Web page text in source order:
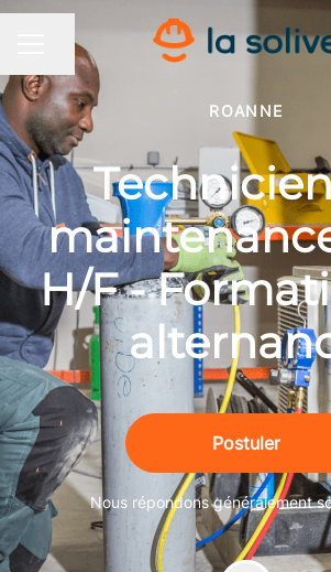
MENU CARRIÈRE
Partager la page
ROANNE
H/F -
Postuler
Nous répondons généralement